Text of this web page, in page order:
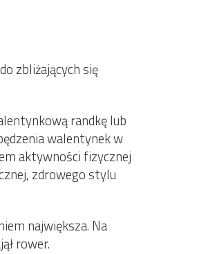
zbliżających się
randkę lub
walentynek w
aktywności fizycznej
zdrowego stylu
największa. Na
rower.